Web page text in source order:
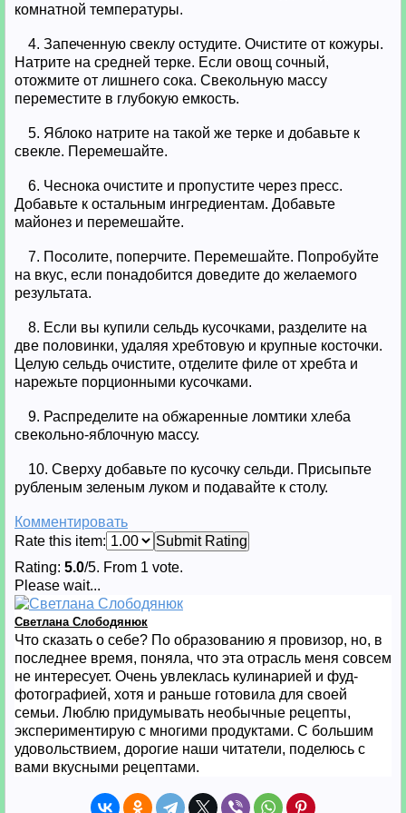
комнатной температуры.
4. Запеченную свеклу остудите. Очистите от кожуры.
Натрите на средней терке. Если овощ сочный,
отожмите от лишнего сока. Свекольную массу
переместите в глубокую емкость.
5. Яблоко натрите на такой же терке и добавьте к
свекле. Перемешайте.
6. Чеснока очистите и пропустите через пресс.
Добавьте к остальным ингредиентам. Добавьте
майонез и перемешайте.
7. Посолите, поперчите. Перемешайте. Попробуйте
на вкус, если понадобится доведите до желаемого
результата.
8. Если вы купили сельдь кусочками, разделите на
две половинки, удаляя хребтовую и крупные косточки.
Целую сельдь очистите, отделите филе от хребта и
нарежьте порционными кусочками.
9. Распределите на обжаренные ломтики хлеба
свекольно-яблочную массу.
10. Сверху добавьте по кусочку сельди. Присыпьте
рубленым зеленым луком и подавайте к столу.
Комментировать
Rate this item:
Submit Rating
Rating: 5.0/5. From 1 vote.
Please wait...
Светлана Слободянюк
Что сказать о себе? По образованию я провизор, но, в
последнее время, поняла, что эта отрасль меня совсем
не интересует. Очень увлеклась кулинарией и фуд-
фотографией, хотя и раньше готовила для своей
семьи. Люблю придумывать необычные рецепты,
экспериментирую с многими продуктами. С большим
удовольствием, дорогие наши читатели, поделюсь с
вами вкусными рецептами.